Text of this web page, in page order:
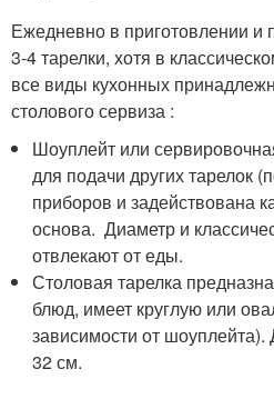
Ежедневно в приготовлении и
3-4 тарелки, хотя в
все виды кухонных
столового сервиза :
Шоуплейт или
для подачи других тарелок
приборов и задействована
основа. Диаметр и
отвлекают от еды.
Столовая тарелка
блюд, имеет круглую или
зависимости от шоуплейта).
32 см.